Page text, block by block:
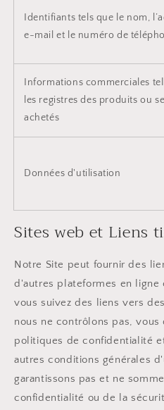
Identifiants tels que le nom,
e-mail et le numéro de
Informations commerciales
les registres des produits ou
achetés
Données d'utilisation
Sites web et Liens
Notre Site peut fournir des
d'autres plateformes en
vous suivez des liens vers
nous ne contrôlons pas,
politiques de confidentialité
autres conditions générales
garantissons pas et ne
confidentialité ou de la